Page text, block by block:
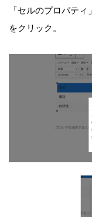
「セルのプロパテ
をクリック。